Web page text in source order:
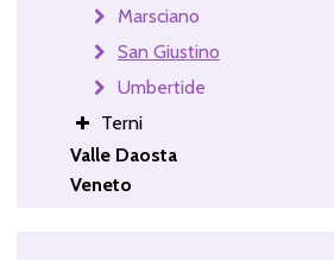
Marsciano
San Giustino
Umbertide
Terni
Valle Daosta
Veneto